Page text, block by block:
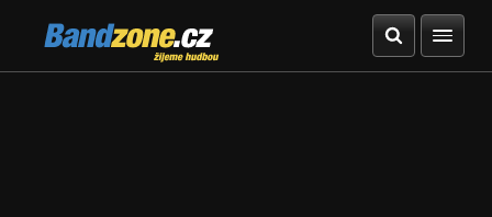
Bandzone.cz
žijeme hudbou